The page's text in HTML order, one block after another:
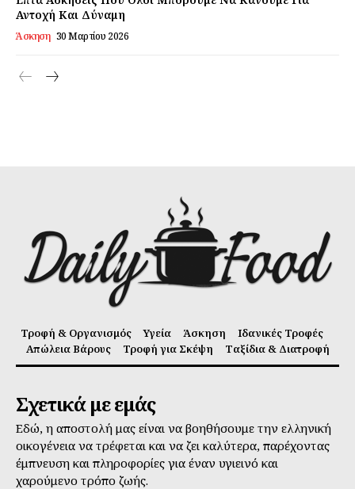
Αντοχή Και Δύναμη
Άσκηση 30 Μαρτίου 2026
Τροφή & Οργανισμός Υγεία Άσκηση
Ιδανικές Τροφές
Απώλεια Βάρους
Τροφή για Σκέψη Ταξίδια & Διατροφή
Σχετικά με εμάς
Εδώ, η αποστολή μας είναι να βοηθήσουμε την ελληνική
οικογένεια να τρέφεται και να ζει καλύτερα, παρέχοντας
έμπνευση και πληροφορίες για έναν υγιεινό και
χαρούμενο τρόπο ζωής.